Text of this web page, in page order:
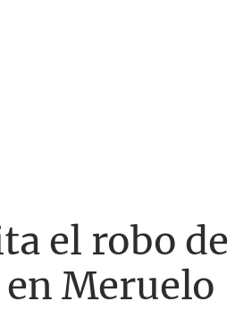
el robo
Meruelo